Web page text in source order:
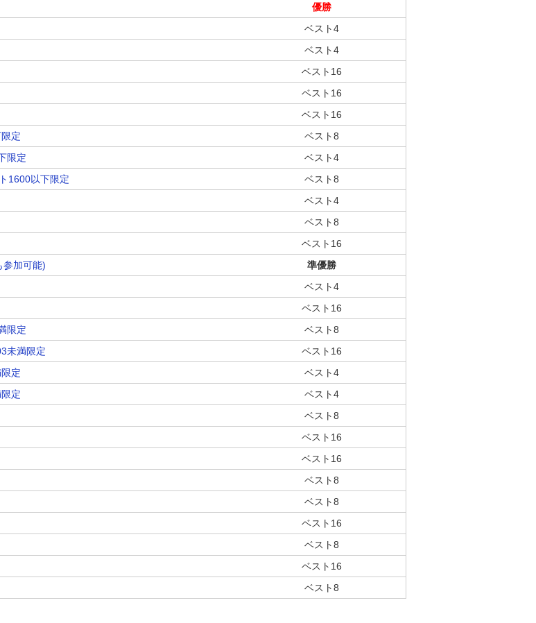
優勝
ベスト4
ベスト4
ベスト16
ベスト16
ベスト16
定
ベスト8
限定
ベスト4
1600以下限定
ベスト8
ベスト4
ベスト8
ベスト16
参加可能)
準優勝
ベスト4
ベスト16
限定
ベスト8
未満限定
ベスト16
定
ベスト4
定
ベスト4
ベスト8
ベスト16
ベスト16
ベスト8
ベスト8
ベスト16
ベスト8
ベスト16
ベスト8